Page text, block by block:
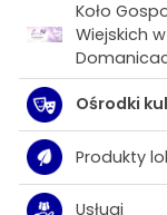
Koło
Wiejskich w
Ośrodki
Produkty
Usługi